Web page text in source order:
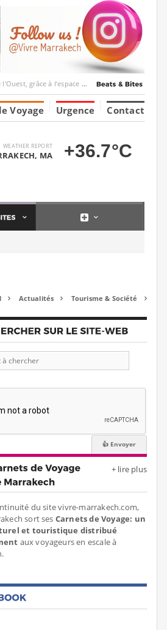
Marrakesh-Tumbuktu.
Voyage Urgence Contact
WEATHER REPORT
MA +36.7°C
 Actualités  Tourisme & Société 
+ lire plus
du site vivre-marrakech.com,
sort ses Carnets de Voyage: un
et touristique distribué
aux voyageurs en escale à